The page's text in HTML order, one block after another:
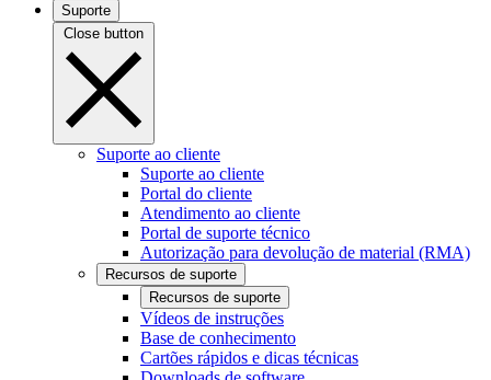
Suporte
Close button
Suporte ao cliente
Suporte ao cliente
Portal do cliente
Atendimento ao cliente
Portal de suporte técnico
Autorização para devolução de material (RMA)
Recursos de suporte
Recursos de suporte
Vídeos de instruções
Base de conhecimento
Cartões rápidos e dicas técnicas